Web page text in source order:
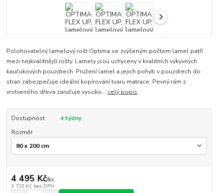
Polohovatelný lamelový rošt Optima se zvýšeným počtem lamel patří
mezi nejkvalitnější rošty. Lamely jsou uchyceny v kvalitních výkyvných
kaučukových pouzdrech. Pružení lamel a jejich pohyb v pouzdrech do
stran zabezpečuje ideální kopírování tvaru matrace. Pevný rám z
vrstveného dřeva zaručuje vysoko... celý popis
Dostupnost
4 týdny
Rozměr
4 495 Kč/ks
3 715 Kč bez DPH